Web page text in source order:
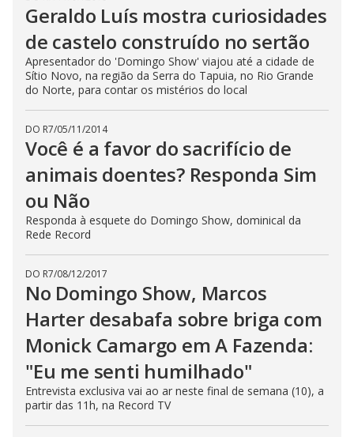
i
d
e
o
Geraldo Luís mostra curiosidades
de castelo construído no sertão
Apresentador do 'Domingo Show' viajou até a cidade de
Sítio Novo, na região da Serra do Tapuia, no Rio Grande
do Norte, para contar os mistérios do local
DO R7/05/11/2014
Você é a favor do sacrifício de
animais doentes? Responda Sim
ou Não
Responda à esquete do Domingo Show, dominical da
Rede Record
DO R7/08/12/2017
No Domingo Show, Marcos
Harter desabafa sobre briga com
Monick Camargo em A Fazenda:
"Eu me senti humilhado"
Entrevista exclusiva vai ao ar neste final de semana (10), a
partir das 11h, na Record TV